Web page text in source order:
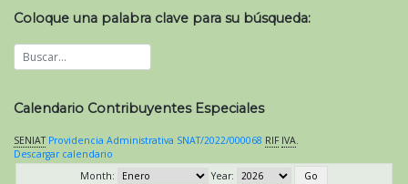
Coloque una palabra clave para su búsqueda:
Calendario Contribuyentes Especiales
SENIAT Providencia Administrativa SNAT/2022/000068 RIF IVA.
Descargar calendario
Month:
Year: